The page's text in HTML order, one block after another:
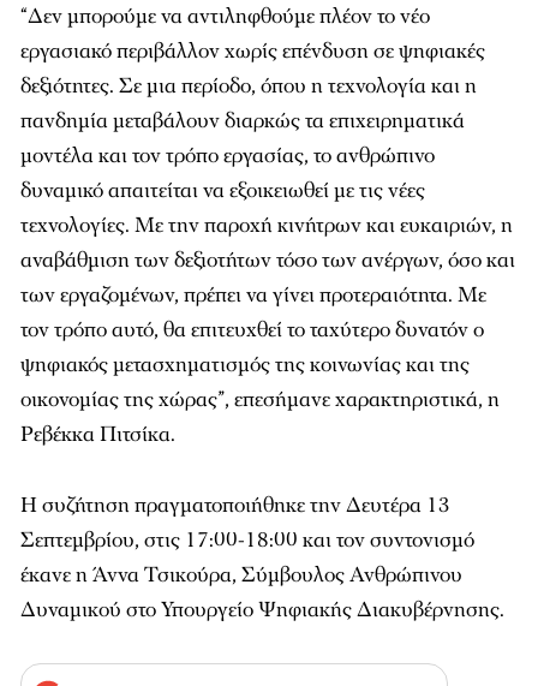
“Δεν μπορούμε να αντιληφθούμε πλέον το νέο
εργασιακό περιβάλλον χωρίς επένδυση σε ψηφιακές
δεξιότητες. Σε μια περίοδο, όπου η τεχνολογία και η
πανδημία μεταβάλουν διαρκώς τα επιχειρηματικά
μοντέλα και τον τρόπο εργασίας, το ανθρώπινο
δυναμικό απαιτείται να εξοικειωθεί με τις νέες
τεχνολογίες. Με την παροχή κινήτρων και ευκαιριών, η
αναβάθμιση των δεξιοτήτων τόσο των ανέργων, όσο και
των εργαζομένων, πρέπει να γίνει προτεραιότητα. Με
τον τρόπο αυτό, θα επιτευχθεί το ταχύτερο δυνατόν ο
ψηφιακός μετασχηματισμός της κοινωνίας και της
οικονομίας της χώρας”, επεσήμανε χαρακτηριστικά, η
Ρεβέκκα Πιτσίκα.
Η συζήτηση πραγματοποιήθηκε την Δευτέρα 13
Σεπτεμβρίου, στις 17:00-18:00 και τον συντονισμό
έκανε η Άννα Τσικούρα, Σύμβουλος Ανθρώπινου
Δυναμικού στο Υπουργείο Ψηφιακής Διακυβέρνησης.